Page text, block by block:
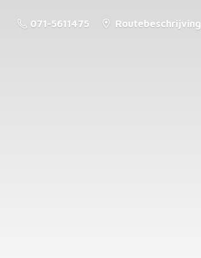
071-5611475 Routebeschrijving